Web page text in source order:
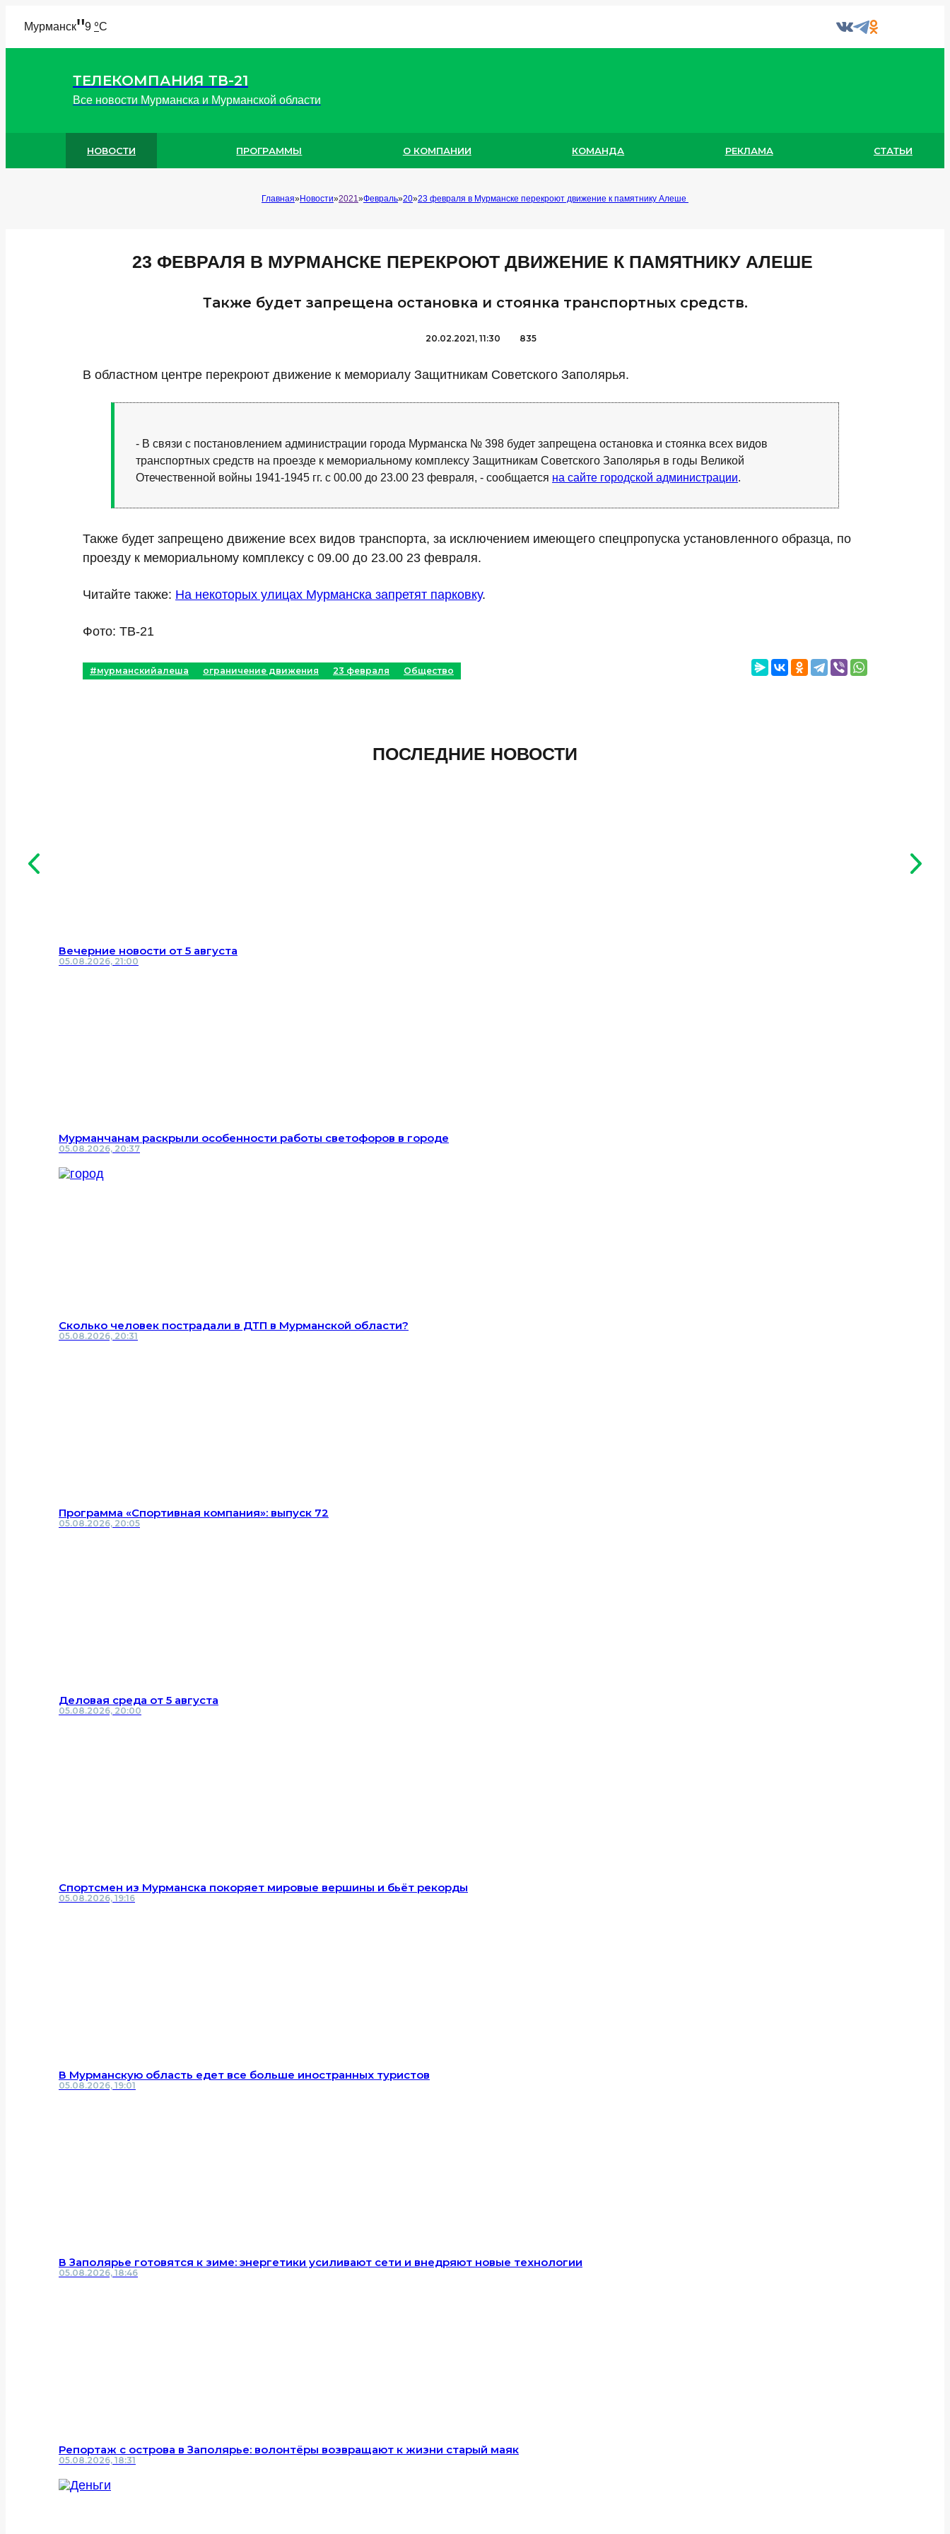
Мурманск"9 °C
ТЕЛЕКОМПАНИЯ ТВ-21
Все новости Мурманска и Мурманской области
НОВОСТИ ПРОГРАММЫ О КОМПАНИИ КОМАНДА РЕКЛАМА СТАТЬИ
Главная Новости 2021 Февраль 20 23 февраля в Мурманске перекроют движение к памятнику Алеше
23 ФЕВРАЛЯ В МУРМАНСКЕ ПЕРЕКРОЮТ ДВИЖЕНИЕ К ПАМЯТНИКУ АЛЕШЕ
Также будет запрещена остановка и стоянка транспортных средств.
20.02.2021, 11:30 835
В областном центре перекроют движение к мемориалу Защитникам Советского Заполярья.
- В связи с постановлением администрации города Мурманска № 398 будет запрещена остановка и стоянка всех видов
транспортных средств на проезде к мемориальному комплексу Защитникам Советского Заполярья в годы Великой
Отечественной войны 1941-1945 гг. с 00.00 до 23.00 23 февраля, - сообщается на сайте городской администрации.
Также будет запрещено движение всех видов транспорта, за исключением имеющего спецпропуска установленного образца, по
проезду к мемориальному комплексу с 09.00 до 23.00 23 февраля.
Читайте также: На некоторых улицах Мурманска запретят парковку.
Фото: ТВ-21
#мурманскийалеша ограничение движения 23 февраля Общество
ПОСЛЕДНИЕ НОВОСТИ
Вечерние новости от 5 августа
05.08.2026, 21:00
Мурманчанам раскрыли особенности работы светофоров в городе
05.08.2026, 20:37
Сколько человек пострадали в ДТП в Мурманской области?
05.08.2026, 20:31
Программа «Спортивная компания»: выпуск 72
05.08.2026, 20:05
Деловая среда от 5 августа
05.08.2026, 20:00
Спортсмен из Мурманска покоряет мировые вершины и бьёт рекорды
05.08.2026, 19:16
В Мурманскую область едет все больше иностранных туристов
05.08.2026, 19:01
В Заполярье готовятся к зиме: энергетики усиливают сети и внедряют новые технологии
05.08.2026, 18:46
Репортаж с острова в Заполярье: волонтёры возвращают к жизни старый маяк
05.08.2026, 18:31